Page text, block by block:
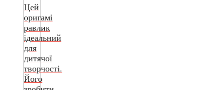
Цей
оригамі
равлик
ідеальний
для
дитячої
творчості.
Його